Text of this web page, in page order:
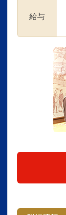
給与